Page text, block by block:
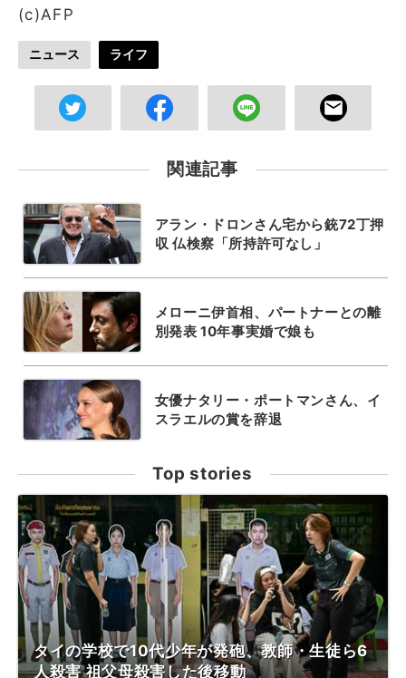
(c)AFP
ニュース ライフ
関連記事
アラン・ドロンさん宅から銃72丁押
収 仏検察「所持許可なし」
メローニ伊首相、パートナーとの離
別発表 10年事実婚で娘も
女優ナタリー・ポートマンさん、イ
スラエルの賞を辞退
Top stories
タイの学校で10代少年が発砲、教師・生徒ら6
人殺害 祖父母殺害した後移動